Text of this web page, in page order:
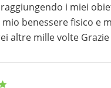
i miei
benessere fisico e
altre mille volte